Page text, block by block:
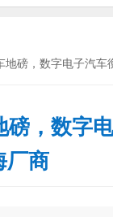
地磅，数字电子汽车
磅，数字
厂商